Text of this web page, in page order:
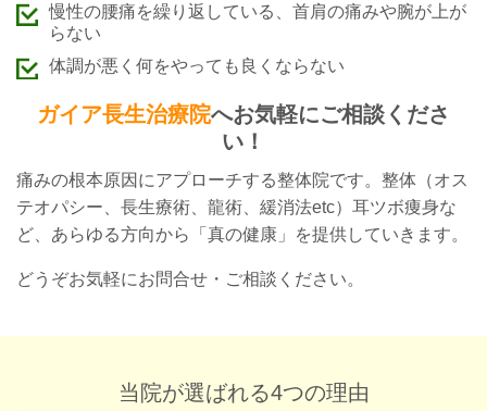
慢性の腰痛を繰り返している、首肩の痛みや腕が上が
らない
体調が悪く何をやっても良くならない
ガイア長生治療院へお気軽にご相談くださ
い！
痛みの根本原因にアプローチする整体院です。整体（オス
テオパシー、長生療術、龍術、 緩消法etc）耳ツボ痩身な
ど、あらゆる方向から「真の健康」を提供していきます。
どうぞお気軽にお問合せ・ご相談ください。
当院が選ばれる4つの理由